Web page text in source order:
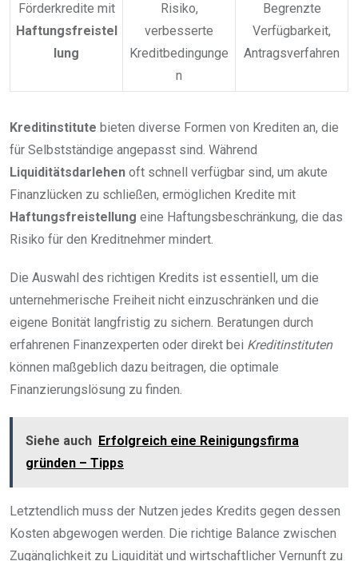
Förderkredite mit
Haftungsfreistel
lung
Risiko,
verbesserte
Kreditbedingunge
n
Begrenzte
Verfügbarkeit,
Antragsverfahren
Kreditinstitute bieten diverse Formen von Krediten an, die
für Selbstständige angepasst sind. Während
Liquiditätsdarlehen oft schnell verfügbar sind, um akute
Finanzlücken zu schließen, ermöglichen Kredite mit
Haftungsfreistellung eine Haftungsbeschränkung, die das
Risiko für den Kreditnehmer mindert.
Die Auswahl des richtigen Kredits ist essentiell, um die
unternehmerische Freiheit nicht einzuschränken und die
eigene Bonität langfristig zu sichern. Beratungen durch
erfahrenen Finanzexperten oder direkt bei Kreditinstituten
können maßgeblich dazu beitragen, die optimale
Finanzierungslösung zu finden.
Siehe auch Erfolgreich eine Reinigungsfirma
gründen – Tipps
Letztendlich muss der Nutzen jedes Kredits gegen dessen
Kosten abgewogen werden. Die richtige Balance zwischen
Zugänglichkeit zu Liquidität und wirtschaftlicher Vernunft zu